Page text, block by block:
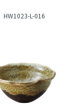
HW1023-L-016